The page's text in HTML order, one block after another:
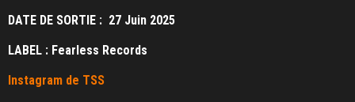
DATE DE SORTIE : 27 Juin 2025
LABEL : Fearless Records
Instagram de TSS